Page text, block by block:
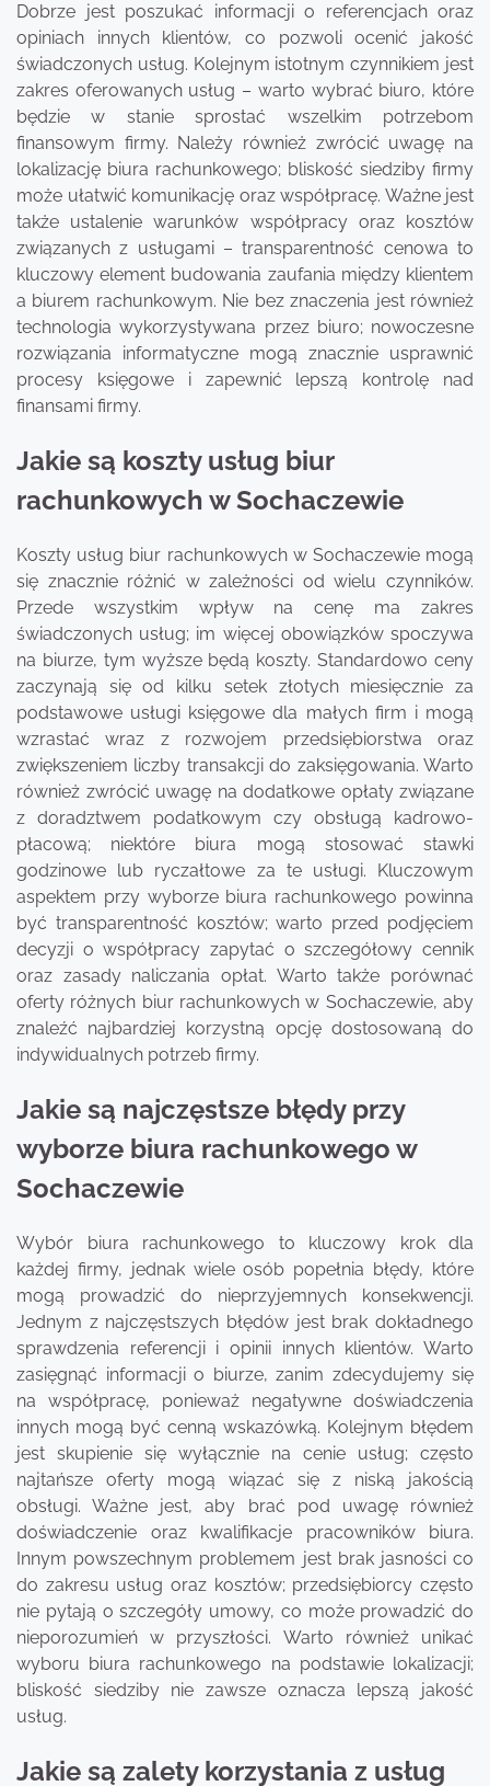
Dobrze jest poszukać informacji o referencjach oraz
opiniach innych klientów, co pozwoli ocenić jakość
świadczonych usług. Kolejnym istotnym czynnikiem jest
zakres oferowanych usług – warto wybrać biuro, które
będzie w stanie sprostać wszelkim potrzebom
finansowym firmy. Należy również zwrócić uwagę na
lokalizację biura rachunkowego; bliskość siedziby firmy
może ułatwić komunikację oraz współpracę. Ważne jest
także ustalenie warunków współpracy oraz kosztów
związanych z usługami – transparentność cenowa to
kluczowy element budowania zaufania między klientem
a biurem rachunkowym. Nie bez znaczenia jest również
technologia wykorzystywana przez biuro; nowoczesne
rozwiązania informatyczne mogą znacznie usprawnić
procesy księgowe i zapewnić lepszą kontrolę nad
finansami firmy.
Jakie są koszty usług biur
rachunkowych w Sochaczewie
Koszty usług biur rachunkowych w Sochaczewie mogą
się znacznie różnić w zależności od wielu czynników.
Przede wszystkim wpływ na cenę ma zakres
świadczonych usług; im więcej obowiązków spoczywa
na biurze, tym wyższe będą koszty. Standardowo ceny
zaczynają się od kilku setek złotych miesięcznie za
podstawowe usługi księgowe dla małych firm i mogą
wzrastać wraz z rozwojem przedsiębiorstwa oraz
zwiększeniem liczby transakcji do zaksięgowania. Warto
również zwrócić uwagę na dodatkowe opłaty związane
z doradztwem podatkowym czy obsługą kadrowo-
płacową; niektóre biura mogą stosować stawki
godzinowe lub ryczałtowe za te usługi. Kluczowym
aspektem przy wyborze biura rachunkowego powinna
być transparentność kosztów; warto przed podjęciem
decyzji o współpracy zapytać o szczegółowy cennik
oraz zasady naliczania opłat. Warto także porównać
oferty różnych biur rachunkowych w Sochaczewie, aby
znaleźć najbardziej korzystną opcję dostosowaną do
indywidualnych potrzeb firmy.
Jakie są najczęstsze błędy przy
wyborze biura rachunkowego w
Sochaczewie
Wybór biura rachunkowego to kluczowy krok dla
każdej firmy, jednak wiele osób popełnia błędy, które
mogą prowadzić do nieprzyjemnych konsekwencji.
Jednym z najczęstszych błędów jest brak dokładnego
sprawdzenia referencji i opinii innych klientów. Warto
zasięgnąć informacji o biurze, zanim zdecydujemy się
na współpracę, ponieważ negatywne doświadczenia
innych mogą być cenną wskazówką. Kolejnym błędem
jest skupienie się wyłącznie na cenie usług; często
najtańsze oferty mogą wiązać się z niską jakością
obsługi. Ważne jest, aby brać pod uwagę również
doświadczenie oraz kwalifikacje pracowników biura.
Innym powszechnym problemem jest brak jasności co
do zakresu usług oraz kosztów; przedsiębiorcy często
nie pytają o szczegóły umowy, co może prowadzić do
nieporozumień w przyszłości. Warto również unikać
wyboru biura rachunkowego na podstawie lokalizacji;
bliskość siedziby nie zawsze oznacza lepszą jakość
usług.
Jakie są zalety korzystania z usług